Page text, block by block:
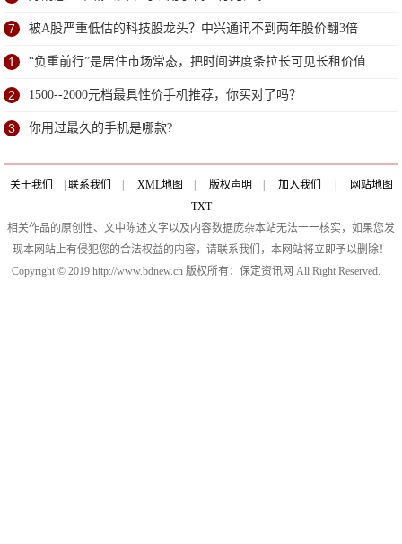
7 被A股严重低估的科技股龙头？中兴通讯不到两年股价翻3倍
1 “负重前行”是居住市场常态，把时间进度条拉长可见长租价值
2 1500--2000元档最具性价手机推荐，你买对了吗？
3 你用过最久的手机是哪款?
关于我们 联系我们 XML地图 版权声明 加入我们
网站地图
TXT
相关作品的原创性、文中陈述文字以及内容数据庞杂本站无法一一核实，如果您发
现本网站上有侵犯您的合法权益的内容，请联系我们，本网站将立即予以删除！
Copyright © 2019 http://www.bdnew.cn 版权所有：保定资讯网 All Right Reserved.